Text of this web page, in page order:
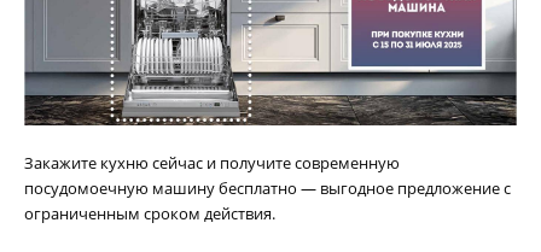
Закажите кухню сейчас и получите современную
посудомоечную машину бесплатно — выгодное предложение с
ограниченным сроком действия.